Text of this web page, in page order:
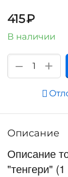
415₽
В наличии
+
−
Описание
Описание
"тенгери"